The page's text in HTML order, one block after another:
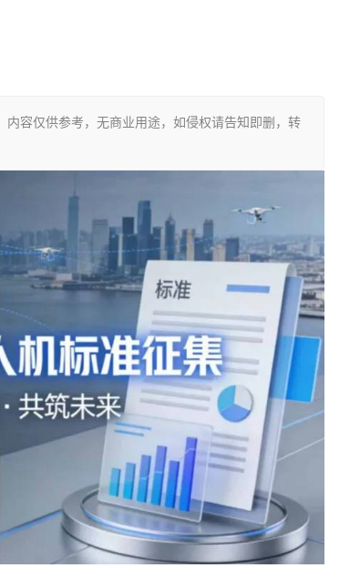
容仅供参考，无商业用途，如侵权请告知即删，转